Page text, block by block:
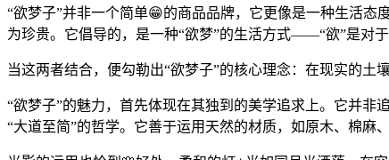
“欲梦子”并非一个简单😁的商品品牌，它更像是一种生活
为珍贵。它倡导的，是一种“欲梦”的生活方式——“欲”是对
当这两者结合，便勾勒出“欲梦子”的核心理念：在现实的土
“欲梦子”的魅力，首先体现在其独到的美学追求上。它并
“大道至简”的哲学。它善于运用天然的材质，如原木、棉麻